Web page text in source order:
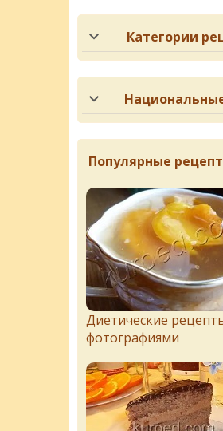
Категории
Популярные
Диетические
фотографиями